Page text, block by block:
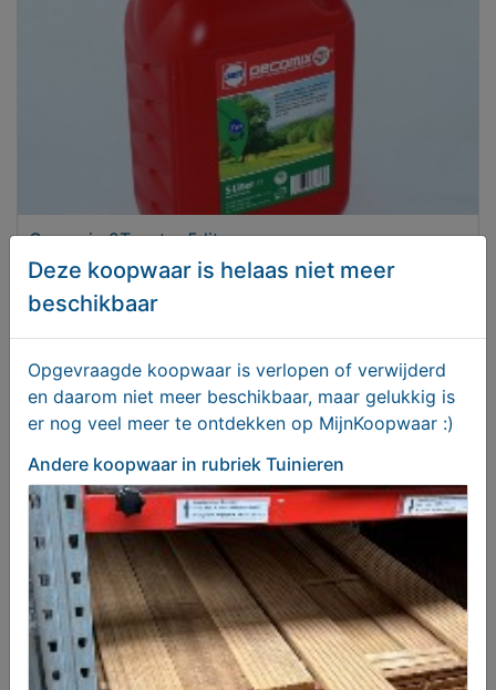
Oecomix 2T, vat a 5 liter
€ 28,00
Tuinscherm Wilg in frame 180 x 90 cm
€ 76,95
Deze koopwaar is helaas niet meer
beschikbaar
Opgevraagde koopwaar is verlopen of verwijderd
en daarom niet meer beschikbaar, maar gelukkig is
er nog veel meer te ontdekken op MijnKoopwaar :)
Andere koopwaar in rubriek Tuinieren